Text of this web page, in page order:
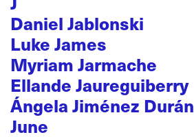
Daniel Jablonski
Luke James
Myriam Jarmache
Ellande Jaureguiberry
Ángela Jiménez Durán
June